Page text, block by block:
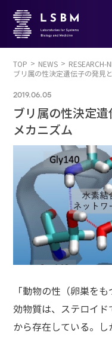
TOP NEWS
RESEARCH-
ブリ属の性決定遺伝子の発見
2019.06.05
ブリ属の性決定
メカニズム
「動物の性（卵巣を
効物質は、ステロイ
から存在している。